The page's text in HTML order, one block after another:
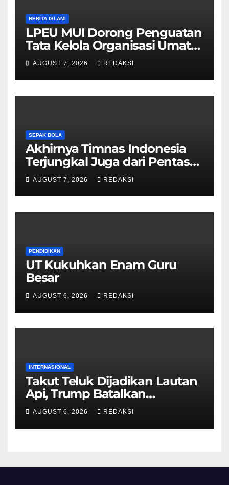
BERITA ISLAMI
LPEU MUI Dorong Penguatan
Tata Kelola Organisasi Umat
Lebih Profesional
AUGUST 7, 2026 REDAKSI
SEPAK BOLA
Akhirnya Timnas Indonesia
Terjungkal Juga dari Pentas
Piala AFF 2026
AUGUST 7, 2026 REDAKSI
PENDIDIKAN
UT Kukuhkan Enam Guru
Besar
AUGUST 6, 2026 REDAKSI
INTERNASIONAL
Takut Teluk Dijadikan Lautan
Api, Trump Batalkan
Serangan ke Iran
AUGUST 6, 2026 REDAKSI